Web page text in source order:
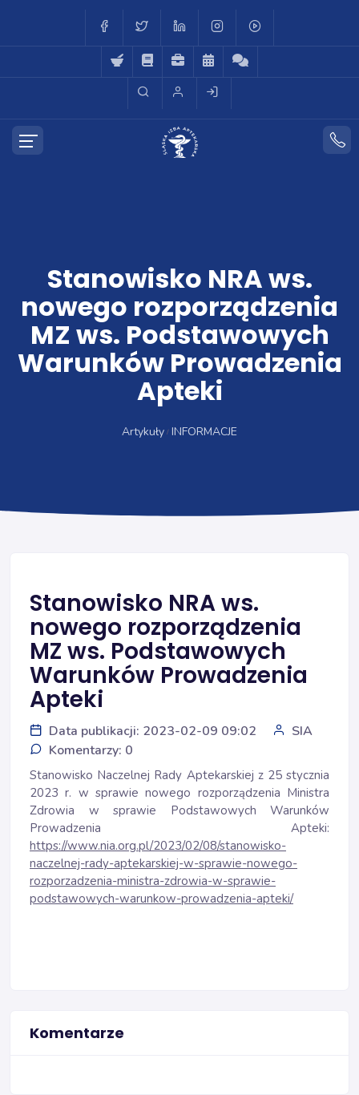
Stanowisko NRA ws.
nowego rozporządzenia
MZ ws. Podstawowych
Warunków Prowadzenia
Apteki
Artykuły INFORMACJE
Stanowisko NRA ws.
nowego rozporządzenia
MZ ws. Podstawowych
Warunków Prowadzenia
Apteki
Data publikacji: 2023-02-09 09:02
SIA
Komentarzy: 0
Stanowisko Naczelnej Rady Aptekarskiej z 25 stycznia
2023 r. w sprawie nowego rozporządzenia Ministra
Zdrowia w sprawie Podstawowych Warunków
Prowadzenia Apteki:
https://www.nia.org.pl/2023/02/08/stanowisko-
naczelnej-rady-aptekarskiej-w-sprawie-nowego-
rozporzadzenia-ministra-zdrowia-w-sprawie-
podstawowych-warunkow-prowadzenia-apteki/
Komentarze